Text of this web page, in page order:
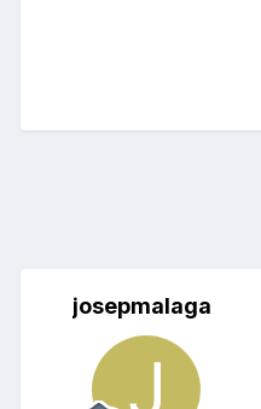
josepmalaga